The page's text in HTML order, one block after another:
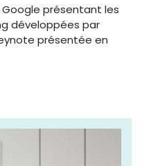
Google présentant les
développées par
présentée en